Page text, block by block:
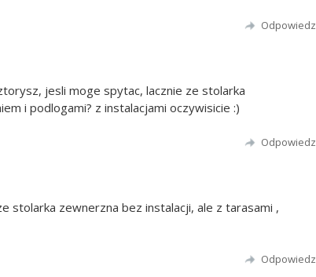
Odpowiedz
jesli moge spytac, lacznie ze stolarka
i podlogami? z instalacjami oczywisicie :)
Odpowiedz
stolarka zewnerzna bez instalacji, ale z tarasami ,
Odpowiedz